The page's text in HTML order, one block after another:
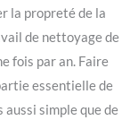
la propreté de la
de nettoyage de
fois par an. Faire
essentielle de
aussi simple que de